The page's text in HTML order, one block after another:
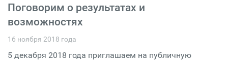
Поговорим о результатах и
возможностях
16 ноября 2018 года
5 декабря 2018 года приглашаем на публичную